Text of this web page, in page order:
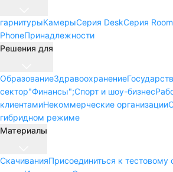
гарнитурыКамерыСерия DeskСерия Room
PhoneПринадлежности
Решения для
ОбразованиеЗдравоохранение
сектор"Финансы";Спорт и шоу-бизнес
клиентамиНекоммерческие организации
гибридном режиме
Материалы
СкачиванияПрисоединиться к